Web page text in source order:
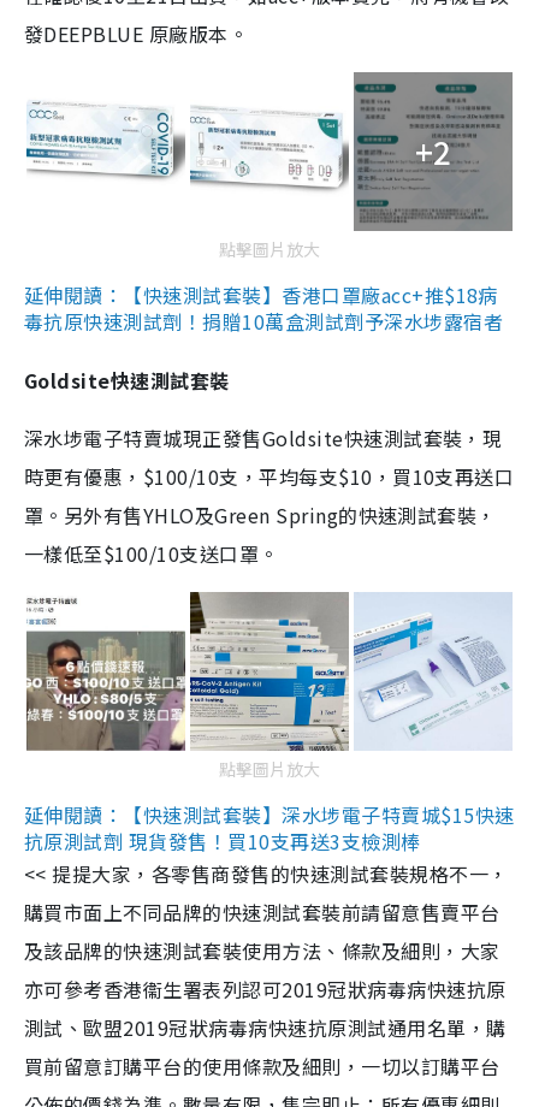
發DEEPBLUE 原廠版本。
+2
點擊圖片放大
延伸閱讀：【快速測試套裝】香港口罩廠acc+推$18病
毒抗原快速測試劑！捐贈10萬盒測試劑予深水埗露宿者
Goldsite快速測試套裝
深水埗電子特賣城現正發售Goldsite快速測試套裝，現
時更有優惠，$100/10支，平均每支$10，買10支再送口
罩。另外有售YHLO及Green Spring的快速測試套裝，
一樣低至$100/10支送口罩。
點擊圖片放大
延伸閱讀：【快速測試套裝】深水埗電子特賣城$15快速
抗原測試劑 現貨發售！買10支再送3支檢測棒
<< 提提大家，各零售商發售的快速測試套裝規格不一，
購買市面上不同品牌的快速測試套裝前請留意售賣平台
及該品牌的快速測試套裝使用方法、條款及細則，大家
亦可參考香港衞生署表列認可2019冠狀病毒病快速抗原
測試、歐盟2019冠狀病毒病快速抗原測試通用名單，購
買前留意訂購平台的使用條款及細則，一切以訂購平台